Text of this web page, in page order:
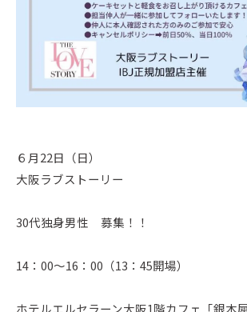
６月22日（日）
大阪ラブストーリー
30代独身男性 募集！！
14：00〜16：00（13：45開場）
ホテルエルセラーン大阪1階カフェ「銀木